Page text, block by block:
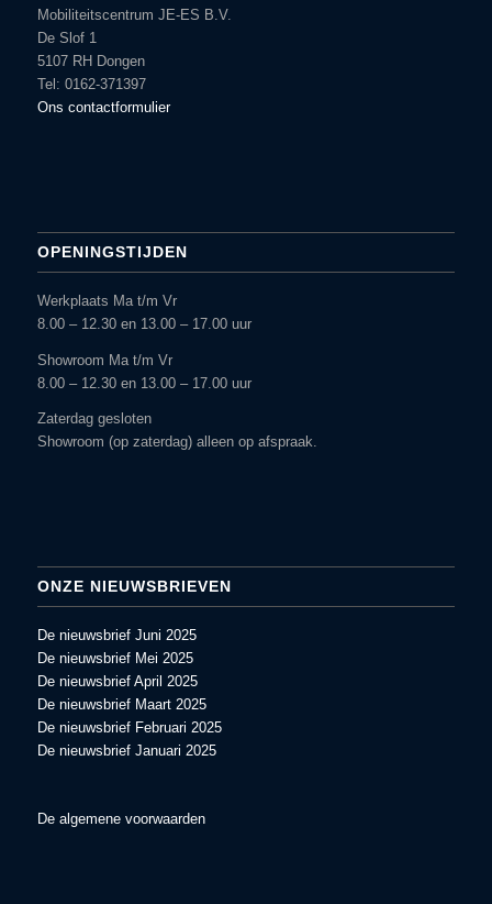
Mobiliteitscentrum JE-ES B.V.
De Slof 1
5107 RH Dongen
Tel: 0162-371397
Ons contactformulier
OPENINGSTIJDEN
Werkplaats Ma t/m Vr
8.00 – 12.30 en 13.00 – 17.00 uur
Showroom Ma t/m Vr
8.00 – 12.30 en 13.00 – 17.00 uur
Zaterdag gesloten
Showroom (op zaterdag) alleen op afspraak.
ONZE NIEUWSBRIEVEN
De nieuwsbrief Juni 2025
De nieuwsbrief Mei 2025
De nieuwsbrief April 2025
De nieuwsbrief Maart 2025
De nieuwsbrief Februari 2025
De nieuwsbrief Januari 2025
De algemene voorwaarden